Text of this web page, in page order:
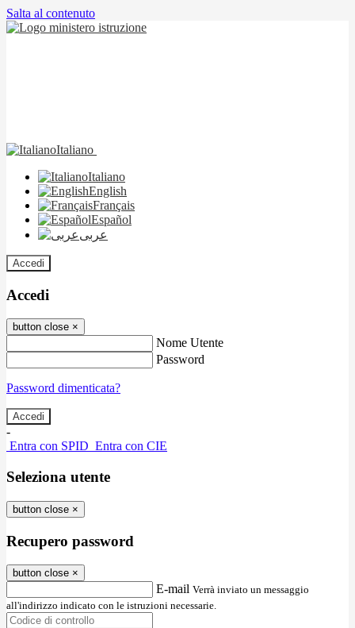
Salta al contenuto
Italiano
Italiano
English
Français
Español
عربى
Accedi
Accedi
button close ×
Nome Utente
Password
Password dimenticata?
-
Entra con SPID Entra con CIE
Seleziona utente
button close ×
Recupero password
button close ×
E-mail Verrà inviato un messaggio
all'indirizzo indicato con le istruzioni necessarie.